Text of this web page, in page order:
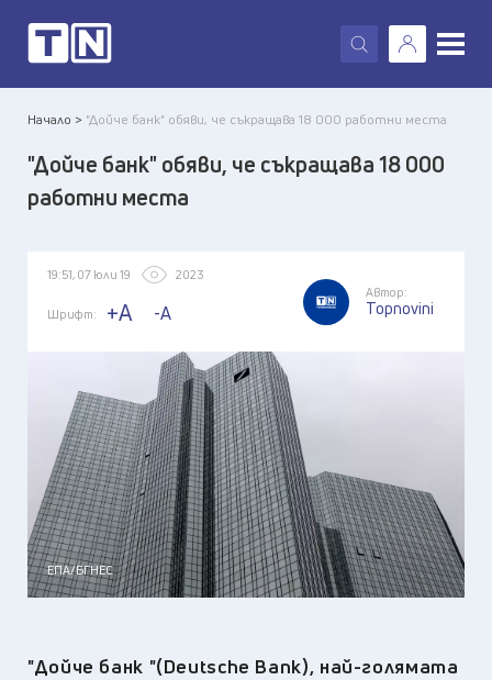
X
Начало > "Дойче банк" обяви, че съкращава 18 000 работни места
"Дойче банк" обяви, че съкращава 18 000
работни места
19:51, 07 юли 19 2023
Шрифт: +A -A
Автор:
Topnovini
ЕПА/БГНЕС
"Дойче банк "(Deutsche Bank), най-голямата